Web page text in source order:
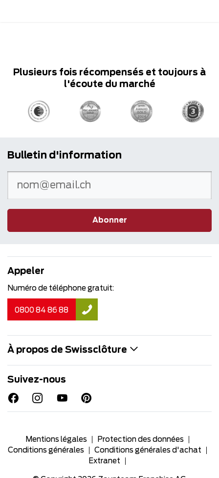
Plusieurs fois récompensés et toujours à
l'écoute du marché
Bulletin d'information
Abonner
Appeler
Numéro de téléphone gratuit:
0800 84 86 88
À propos de Swissclôture
Suivez-nous
Mentions légales
Protection des données
Conditions générales
Conditions générales d'achat
Extranet